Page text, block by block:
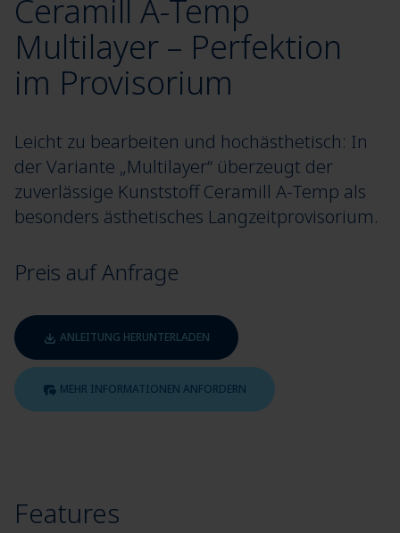
Ceramill A-Temp
Multilayer – Perfektion
im Provisorium
Leicht zu bearbeiten und hochästhetisch: In
der Variante „Multilayer“ überzeugt der
zuverlässige Kunststoff Ceramill A-Temp als
besonders ästhetisches Langzeitprovisorium.
Preis auf Anfrage
ANLEITUNG HERUNTERLADEN
MEHR INFORMATIONEN ANFORDERN
Features